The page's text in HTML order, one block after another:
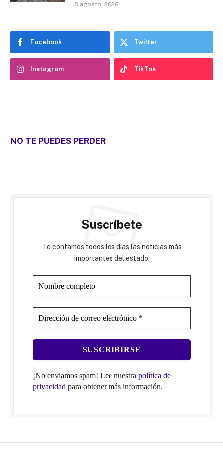
8 agosto, 2026
Facebook Twitter
Instagram TikTok
NO TE PUEDES PERDER
Suscríbete
Te contamos todos los días las noticias más
importantes del estado.
¡No enviamos spam! Lee nuestra política de
privacidad para obtener más información.